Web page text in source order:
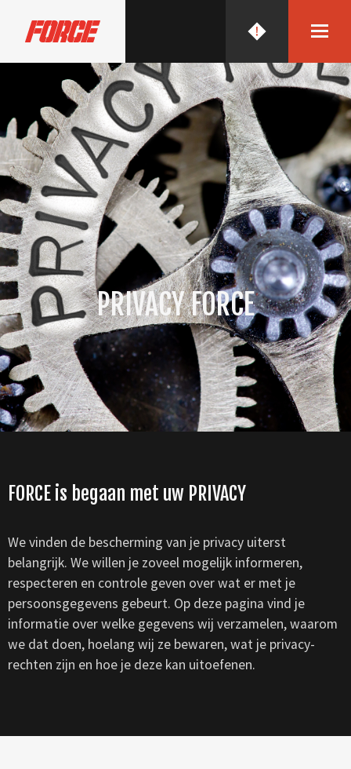
FORCE MECHANICS
PRIVACY FORCE
FORCE is begaan met uw PRIVACY
We vinden de bescherming van je privacy uiterst
belangrijk. We willen je zoveel mogelijk informeren,
respecteren en controle geven over wat er met je
persoonsgegevens gebeurt. Op deze pagina vind je
informatie over welke gegevens wij verzamelen, waarom
we dat doen, hoelang wij ze bewaren, wat je privacy-
rechten zijn en hoe je deze kan uitoefenen.